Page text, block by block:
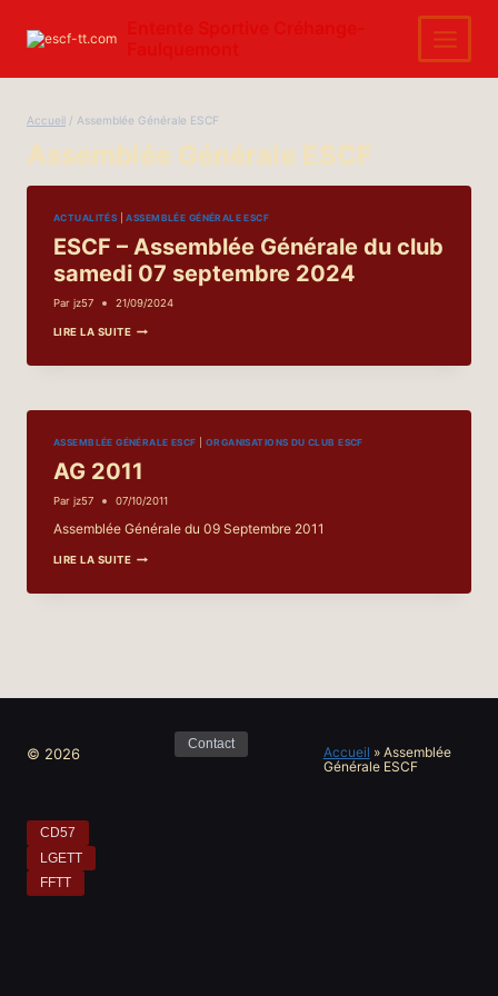
contenu
Accueil / Assemblée Générale ESCF
Assemblée Générale ESCF
ACTUALITÉS |ASSEMBLÉE GÉNÉRALE ESCF
ESCF – Assemblée Générale du club
samedi 07 septembre 2024
Par jz57 21/09/2024
LIRE LA SUITEESCF
–
GÉNÉRALE
07
2024
ASSEMBLÉE GÉNÉRALE ESCF ORGANISATIONS DU CLUB ESCF
AG 2011
Par jz57 07/10/2011
Assemblée Générale du 09 Septembre 2011
LIRE LA SUITEAG
2011
© 2026
Contact
Accueil »Assemblée
Générale ESCF
CD57
LGETT
FFTT